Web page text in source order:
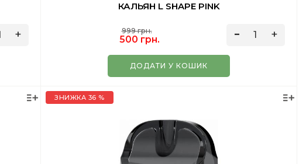
КАЛЬЯН L SHAPE PINK
999 грн.
500 грн.
ДОДАТИ У КОШИК
ЗНИЖКА 36 %